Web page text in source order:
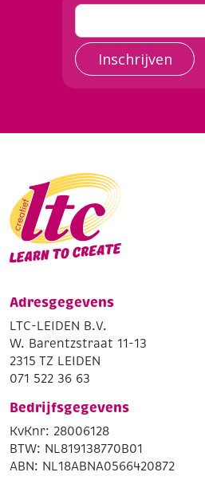
Inschrijven
Adresgegevens
LTC-LEIDEN B.V.
W. Barentzstraat 11-13
2315 TZ LEIDEN
071 522 36 63
Bedrijfsgegevens
KvKnr: 28006128
BTW: NL819138770B01
ABN: NL18ABNA0566420872